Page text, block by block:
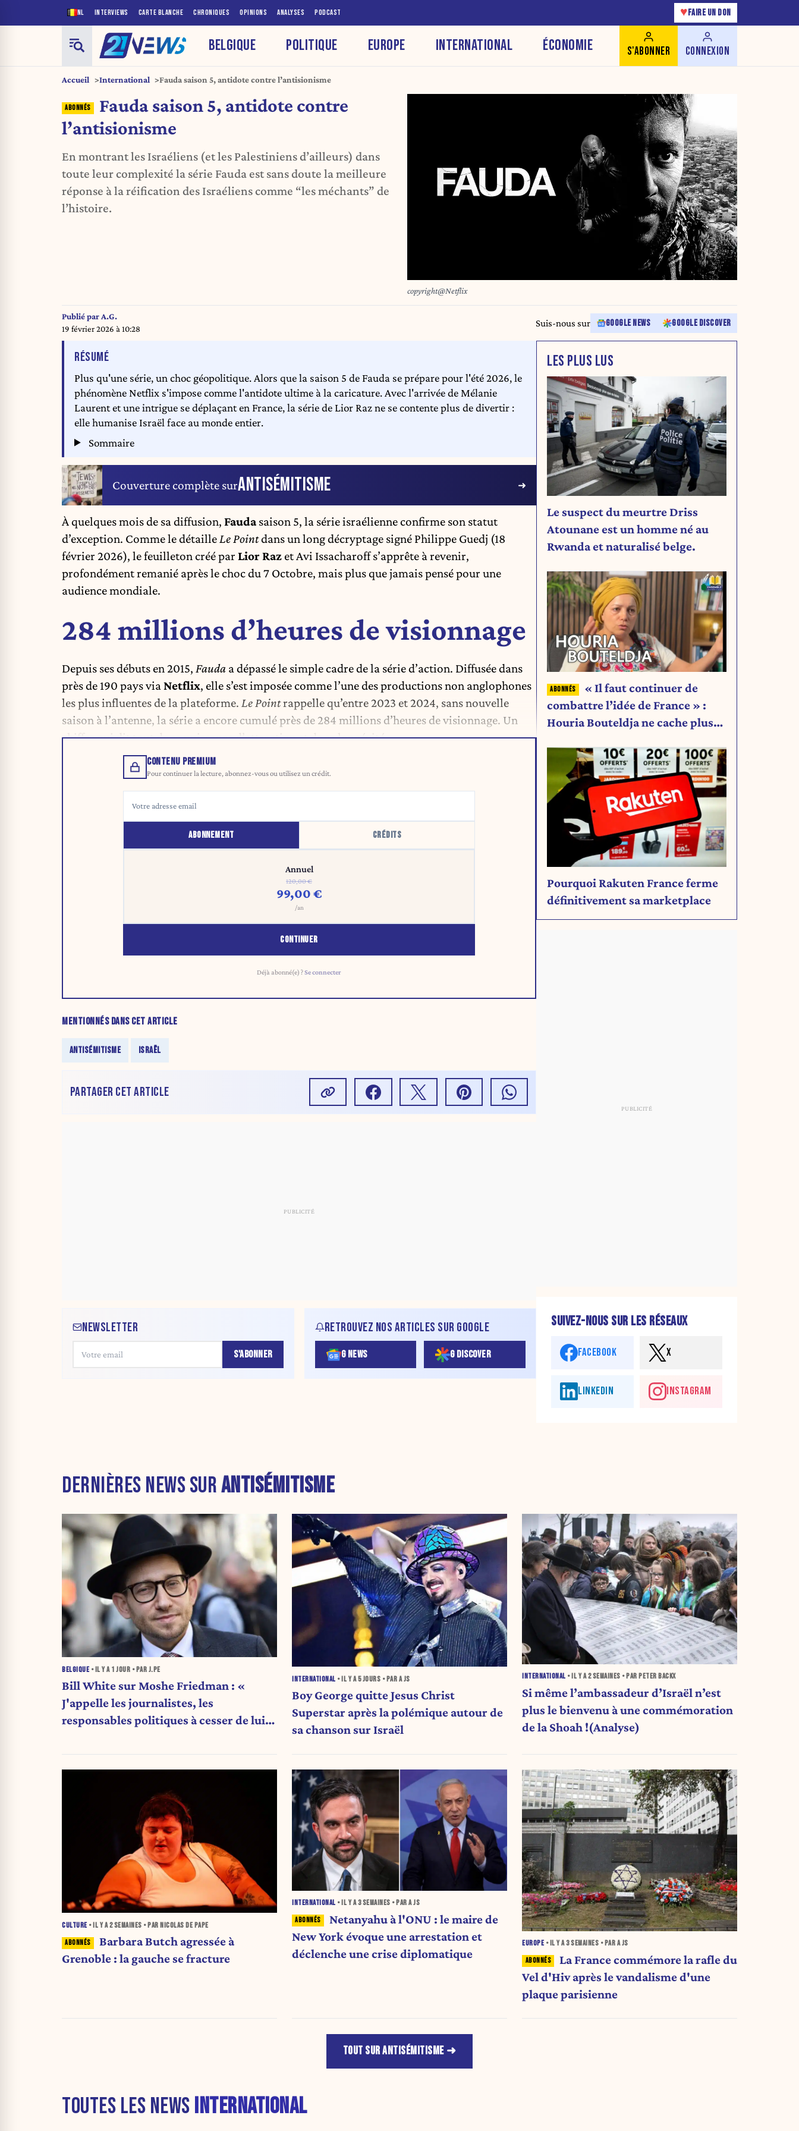
NL INTERVIEWS CARTE BLANCHE CHRONIQUES OPINIONS ANALYSES PODCAST ♥ FAIRE UN DON
BELGIQUE POLITIQUE EUROPE INTERNATIONAL ÉCONOMIE S'ABONNER CONNEXION
Accueil International Fauda saison 5, antidote contre l’antisionisme
Fauda saison 5, antidote contre
l’antisionisme
En montrant les Israéliens (et les Palestiniens d’ailleurs) dans
toute leur complexité la série Fauda est sans doute la meilleure
réponse à la réification des Israéliens comme “les méchants” de
l’histoire.
copyright@Netflix
Publié parA.G.
19 février 2026 à 10:28
Suis-nous sur GOOGLE NEWS GOOGLE DISCOVER
RÉSUMÉDE L'ARTICLE
Plus qu'une série, un choc géopolitique. Alors que la saison 5 de Fauda se prépare pour l'été 2026, le
phénomène Netflix s'impose comme l'antidote ultime à la caricature. Avec l'arrivée de Mélanie
Laurent et une intrigue se déplaçant en France, la série de Lior Raz ne se contente plus de divertir :
elle humanise Israël face au monde entier.
Sommaire
Couverture complète surANTISÉMITISME
À quelques mois de sa diffusion, Faudasaison 5, la série israélienne confirme son statut
d’exception. Comme le détailleLe Pointdans un long décryptage signé Philippe Guedj (18
février 2026), le feuilleton créé par Lior Razet Avi Issacharoff s’apprête à revenir,
profondément remanié après le choc du 7 Octobre, mais plus que jamais pensé pour une
audience mondiale.
284 millions d’heures de visionnage
Depuis ses débuts en 2015, Fauda a dépassé le simple cadre de la série d’action. Diffusée dans
près de 190 pays viaNetflix, elle s’est imposée comme l’une des productions non anglophones
les plus influentes de la plateforme. Le Pointrappelle qu’entre 2023 et 2024, sans nouvelle
saison à l’antenne, la série a encore cumulé près de 284 millions d’heures de visionnage. Un
chiffre qui dit tout de sa puissance d’attraction et de sa longévité.
CONTENU PREMIUM
Pour continuer la lecture, abonnez-vous ou utilisez un crédit.
ABONNEMENT CRÉDITS
Annuel
120,00 €
99,00 €
/an
CONTINUER
Déjà abonné(e) ?Se connecter
MENTIONNÉS DANS CET ARTICLE
ANTISÉMITISME ISRAËL
PARTAGER CET ARTICLE
NEWSLETTER
S'ABONNER
RETROUVEZ NOS ARTICLES SUR GOOGLE
G NEWS G DISCOVER
LES PLUS LUS
Le suspect du meurtre Driss
Atounane est un homme né au
Rwanda et naturalisé belge.
« Il faut continuer de
combattre l’idée de France » :
Houria Bouteldja ne cache plus
Pourquoi Rakuten France ferme
définitivement sa marketplace
SUIVEZ-NOUS SUR LES RÉSEAUX
FACEBOOK X
LINKEDIN INSTAGRAM
DERNIÈRES NEWS SURANTISÉMITISME
BELGIQUE • IL Y A 1 JOUR • PAR J.PE
Bill White sur Moshe Friedman : «
J'appelle les journalistes, les
responsables politiques à cesser de lui
INTERNATIONAL • IL Y A5 JOURS • PAR A JS
Boy George quitte Jesus Christ
Superstar après la polémique autour de
sa chanson sur Israël
INTERNATIONAL • IL Y A2 SEMAINES • PAR PETER BACKX
Si même l’ambassadeur d’Israël n’est
plus le bienvenu à une commémoration
de la Shoah !(Analyse)
CULTURE • IL Y A2 SEMAINES • PAR NICOLAS DE PAPE
Barbara Butch agressée à
Grenoble : la gauche se fracture
INTERNATIONAL • IL Y A3 SEMAINES • PAR A JS
Netanyahu à l'ONU : le maire de
New York évoque une arrestation et
déclenche une crise diplomatique
EUROPE • IL Y A3 SEMAINES • PAR A JS
La France commémore la rafle du
Vel d'Hiv après le vandalisme d'une
plaque parisienne
TOUT SUR ANTISÉMITISME
TOUTES LES NEWS INTERNATIONAL